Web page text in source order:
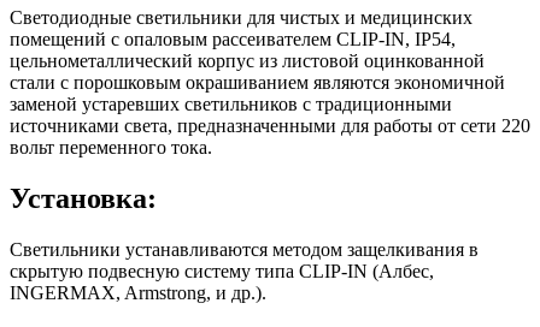
Светодиодные светильники для чистых и медицинских
помещений с опаловым рассеивателем CLIP-IN, IP54,
цельнометаллический корпус из листовой оцинкованной
стали с порошковым окрашиванием являются экономичной
заменой устаревших светильников с традиционными
источниками света, предназначенными для работы от сети 220
вольт переменного тока.
Установка:
Светильники устанавливаются методом защелкивания в
скрытую подвесную систему типа CLIP-IN (Албес,
INGERMAX, Armstrong, и др.).